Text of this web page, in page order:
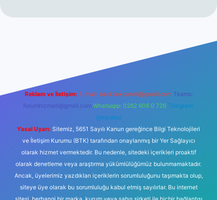
Reklam ve İletişim: E-mail: backlinkpaneli@gmail.com Teams:
forumhizmeti@gmail.com Whatsapp: 0262 606 0 726 Telegram:
@karabul
Yasal Uyarı: Sitemiz, 5651 Sayılı Kanun gereğince Bilgi Teknolojileri
ve İletişim Kurumu (BTK) tarafından onaylanmış bir Yer Sağlayıcı
olarak hizmet vermektedir. Bu nedenle, sitedeki içerikleri proaktif
olarak denetleme veya araştırma yükümlülüğümüz bulunmamaktadır.
Ancak, üyelerimiz yazdıkları içeriklerin sorumluluğunu taşımakta olup,
siteye üye olarak bu sorumluluğu kabul etmiş sayılırlar. Bu internet